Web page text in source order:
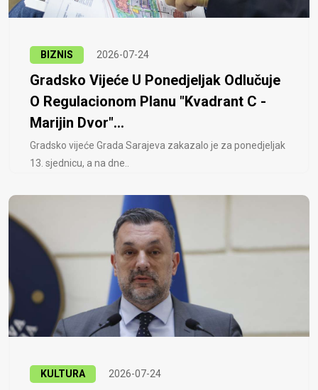
BIZNIS 2026-07-24
Gradsko Vijeće U Ponedjeljak Odlučuje
O Regulacionom Planu "Kvadrant C -
Marijin Dvor"...
Gradsko vijeće Grada Sarajeva zakazalo je za ponedjeljak
13. sjednicu, a na dne..
KULTURA 2026-07-24